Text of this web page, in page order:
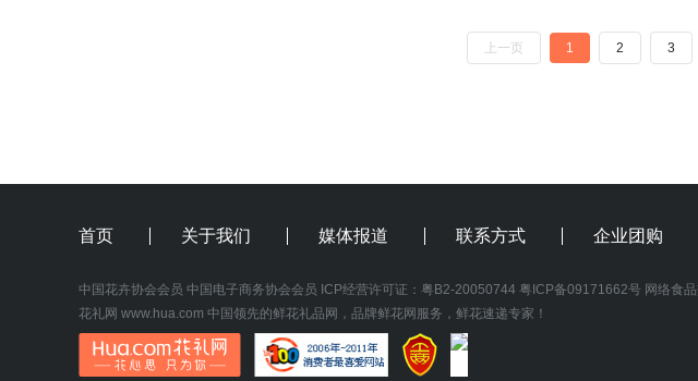
上一页 1 2 3
首页 关于我们 媒体报道 联系方式 企业团购
中国花卉协会会员 中国电子商务协会会员 ICP经营许可证： 粤B2-20050744 粤ICP备09171662号 网络食
花礼网 www.hua.com 中国领先的鲜花礼品网，品牌鲜花网服务，鲜花速递专家！